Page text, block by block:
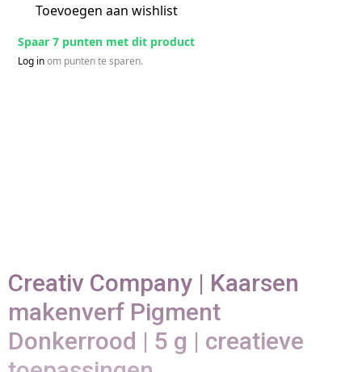
Toevoegen aan wishlist
Spaar 7 punten met dit product
Log inom punten te sparen.
Creativ Company | Kaarsen
makenverf Pigment
Donkerrood | 5 g | creatieve